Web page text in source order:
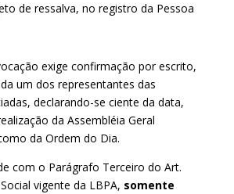
de ressalva, no registro da Pessoa
exige confirmação por escrito,
um dos representantes das
declarando-se ciente da data,
da Assembléia Geral
da Ordem do Dia.
com o Parágrafo Terceiro do Art.
vigente da LBPA, somente